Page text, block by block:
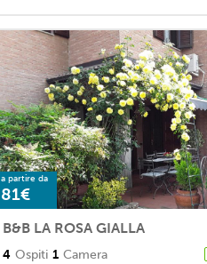
a partire da
81€
B&B LA ROSA GIALLA
4 Ospiti 1 Camera